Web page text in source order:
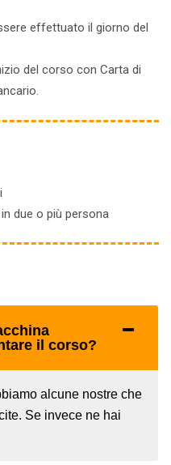
effettuato il giorno del
del corso con Carta di
due o più persona
il corso?
alcune nostre che
Se invece ne hai